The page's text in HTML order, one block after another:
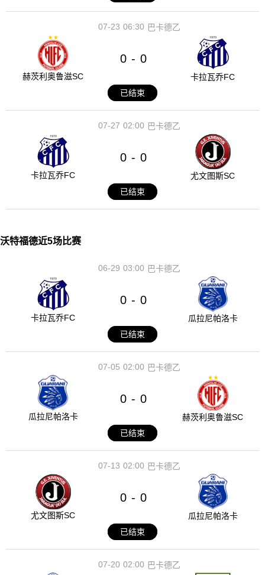
06:30
07-23 巴卡德乙
赫茨利奥鲁滋SC
0 - 0
卡拉瓦乔FC
已结束
02:00
07-27 巴卡德乙
卡拉瓦乔FC
0 - 0
尤文图斯SC
已结束
沃特福德近5场比赛
03:00
06-29 巴卡德乙
卡拉瓦乔FC
0 - 0
瓜拉尼帕洛卡
已结束
02:00
07-05 巴卡德乙
瓜拉尼帕洛卡
0 - 0
赫茨利奥鲁滋SC
已结束
02:00
07-13 巴卡德乙
尤文图斯SC
0 - 0
瓜拉尼帕洛卡
已结束
02:00
07-20 巴卡德乙